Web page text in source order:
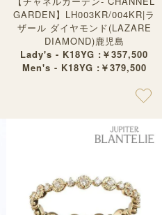
GARDEN】LH003KR/004KR|ラ
ザール ダイヤモンド(LAZARE
DIAMOND)鹿児島
Lady's - K18YG :￥357,500
Men's - K18YG :￥379,500